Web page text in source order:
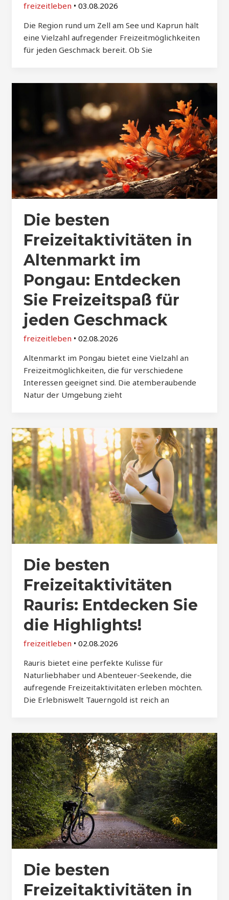
freizeitleben • 03.08.2026
Die Region rund um Zell am See und Kaprun hält
eine Vielzahl aufregender Freizeitmöglichkeiten
für jeden Geschmack bereit. Ob Sie
Die besten
Freizeitaktivitäten in
Altenmarkt im
Pongau: Entdecken
Sie Freizeitspaß für
jeden Geschmack
freizeitleben • 02.08.2026
Altenmarkt im Pongau bietet eine Vielzahl an
Freizeitmöglichkeiten, die für verschiedene
Interessen geeignet sind. Die atemberaubende
Natur der Umgebung zieht
Die besten
Freizeitaktivitäten
Rauris: Entdecken Sie
die Highlights!
freizeitleben • 02.08.2026
Rauris bietet eine perfekte Kulisse für
Naturliebhaber und Abenteuer-Seekende, die
aufregende Freizeitaktivitäten erleben möchten.
Die Erlebniswelt Tauerngold ist reich an
Die besten
Freizeitaktivitäten in